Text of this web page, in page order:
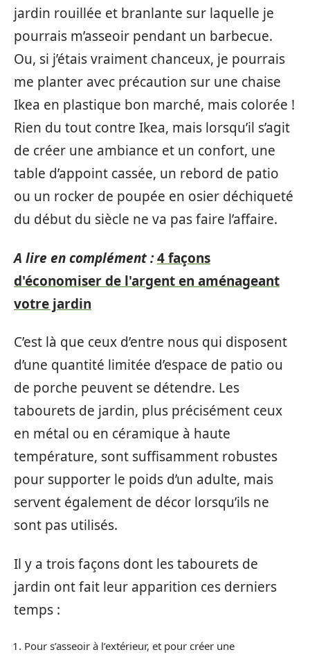
jardin rouillée et branlante sur laquelle je
pourrais m’asseoir pendant un barbecue.
Ou, si j’étais vraiment chanceux, je pourrais
me planter avec précaution sur une chaise
Ikea en plastique bon marché, mais colorée !
Rien du tout contre Ikea, mais lorsqu’il s’agit
de créer une ambiance et un confort, une
table d’appoint cassée, un rebord de patio
ou un rocker de poupée en osier déchiqueté
du début du siècle ne va pas faire l’affaire.
A lire en complément :4 façons
d'économiser de l'argent en aménageant
votre jardin
C’est là que ceux d’entre nous qui disposent
d’une quantité limitée d’espace de patio ou
de porche peuvent se détendre. Les
tabourets de jardin, plus précisément ceux
en métal ou en céramique à haute
température, sont suffisamment robustes
pour supporter le poids d’un adulte, mais
servent également de décor lorsqu’ils ne
sont pas utilisés.
Il y a trois façons dont les tabourets de
jardin ont fait leur apparition ces derniers
temps :
Pour s’asseoir à l’extérieur, et pour créer une